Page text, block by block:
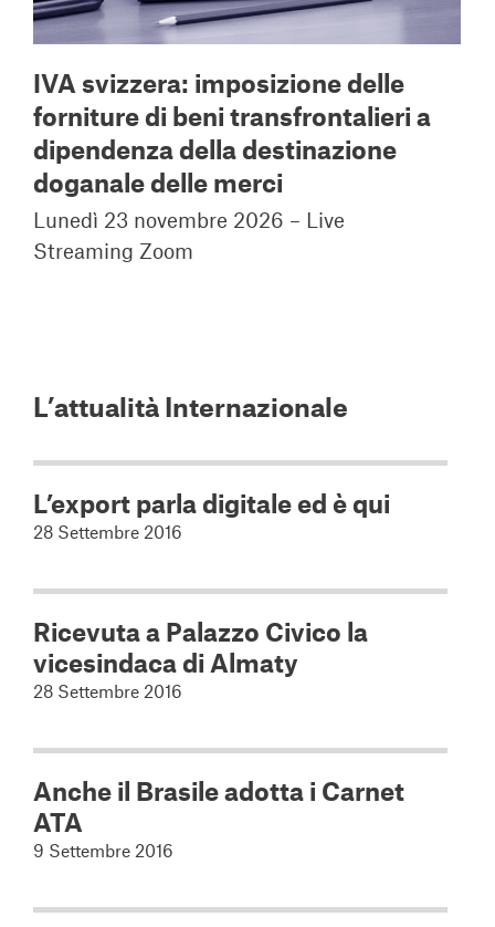
IVA svizzera: imposizione delle
forniture di beni transfrontalieri a
dipendenza della destinazione
doganale delle merci
Lunedì 23 novembre 2026 – Live
Streaming Zoom
L’attualità Internazionale
L’export parla digitale ed è qui
28 Settembre 2016
Ricevuta a Palazzo Civico la
vicesindaca di Almaty
28 Settembre 2016
Anche il Brasile adotta i Carnet
ATA
9 Settembre 2016